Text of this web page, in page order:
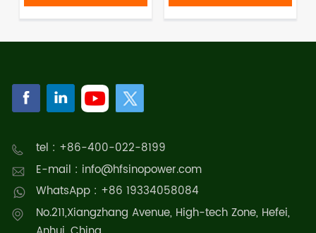
15Nm³/h e 75KW
tel : +86-400-022-8199
E-mail : info@hfsinopower.com
WhatsApp : +86 19334058084
No.211,Xiangzhang Avenue, High-tech Zone, Hefei,